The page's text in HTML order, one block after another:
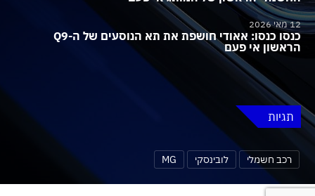
12 מאי 2026
כנסו כנסו: אאודי חושפת את תא הנוסעים של ה-Q9
הראשון אי פעם
תגיות
רכב חשמלי לובינסקי MG